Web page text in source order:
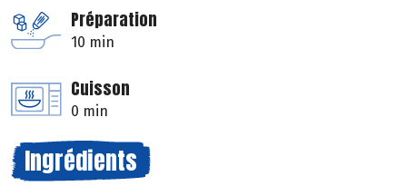
Préparation
10 min
Cuisson
0 min
Ingrédients